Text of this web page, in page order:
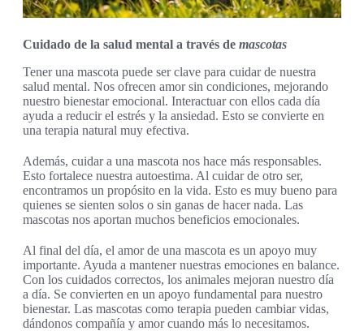
Cuidado de la salud mental a través de mascotas
Tener una mascota puede ser clave para cuidar de nuestra
salud mental. Nos ofrecen amor sin condiciones, mejorando
nuestro bienestar emocional. Interactuar con ellos cada día
ayuda a reducir el estrés y la ansiedad. Esto se convierte en
una terapia natural muy efectiva.
Además, cuidar a una mascota nos hace más responsables.
Esto fortalece nuestra autoestima. Al cuidar de otro ser,
encontramos un propósito en la vida. Esto es muy bueno para
quienes se sienten solos o sin ganas de hacer nada. Las
mascotas nos aportan muchos beneficios emocionales.
Al final del día, el amor de una mascota es un apoyo muy
importante. Ayuda a mantener nuestras emociones en balance.
Con los cuidados correctos, los animales mejoran nuestro día
a día. Se convierten en un apoyo fundamental para nuestro
bienestar. Las mascotas como terapia pueden cambiar vidas,
dándonos compañía y amor cuando más lo necesitamos.